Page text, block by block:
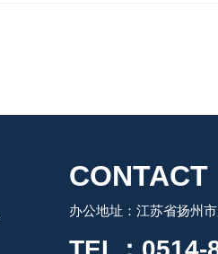
CONTACT
办公地址：江苏省扬州